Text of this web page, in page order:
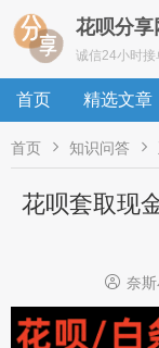
花呗分享
诚信24小时接
首页 精选文章
首页  知识问答 
花呗套取现
 奈